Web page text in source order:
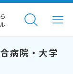
病院・大学